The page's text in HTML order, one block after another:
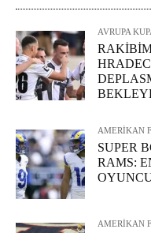
AVRUPA
AMERİKAN
SUPER
RAMS:
AMERİKAN